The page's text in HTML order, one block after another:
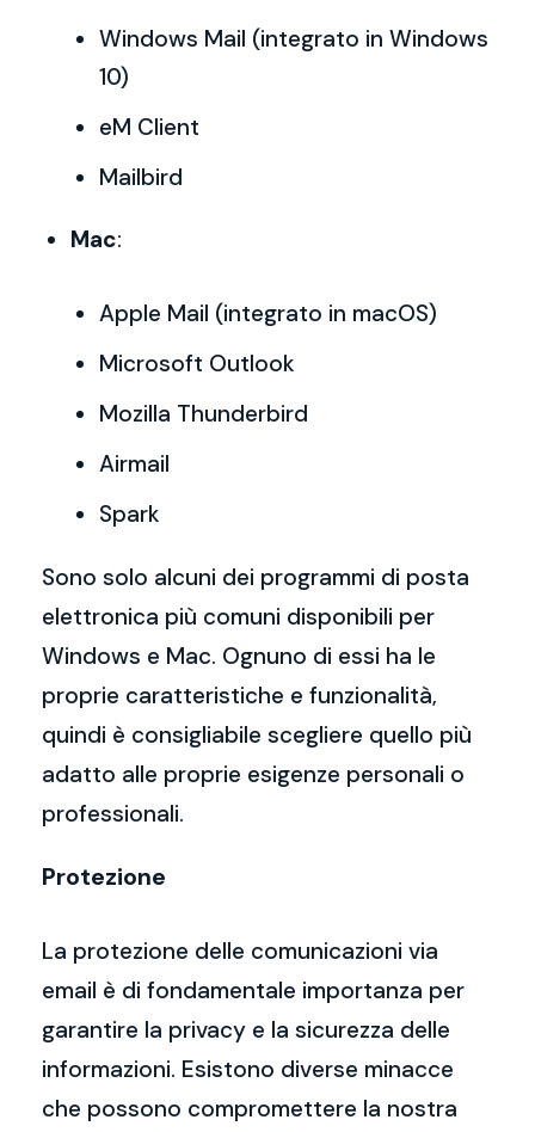
Windows Mail (integrato in Windows
10)
eM Client
Mailbird
Mac:
Apple Mail (integrato in macOS)
Microsoft Outlook
Mozilla Thunderbird
Airmail
Spark
Sono solo alcuni dei programmi di posta
elettronica più comuni disponibili per
Windows e Mac. Ognuno di essi ha le
proprie caratteristiche e funzionalità,
quindi è consigliabile scegliere quello più
adatto alle proprie esigenze personali o
professionali.
Protezione
La protezione delle comunicazioni via
email è di fondamentale importanza per
garantire la privacy e la sicurezza delle
informazioni. Esistono diverse minacce
che possono compromettere la nostra